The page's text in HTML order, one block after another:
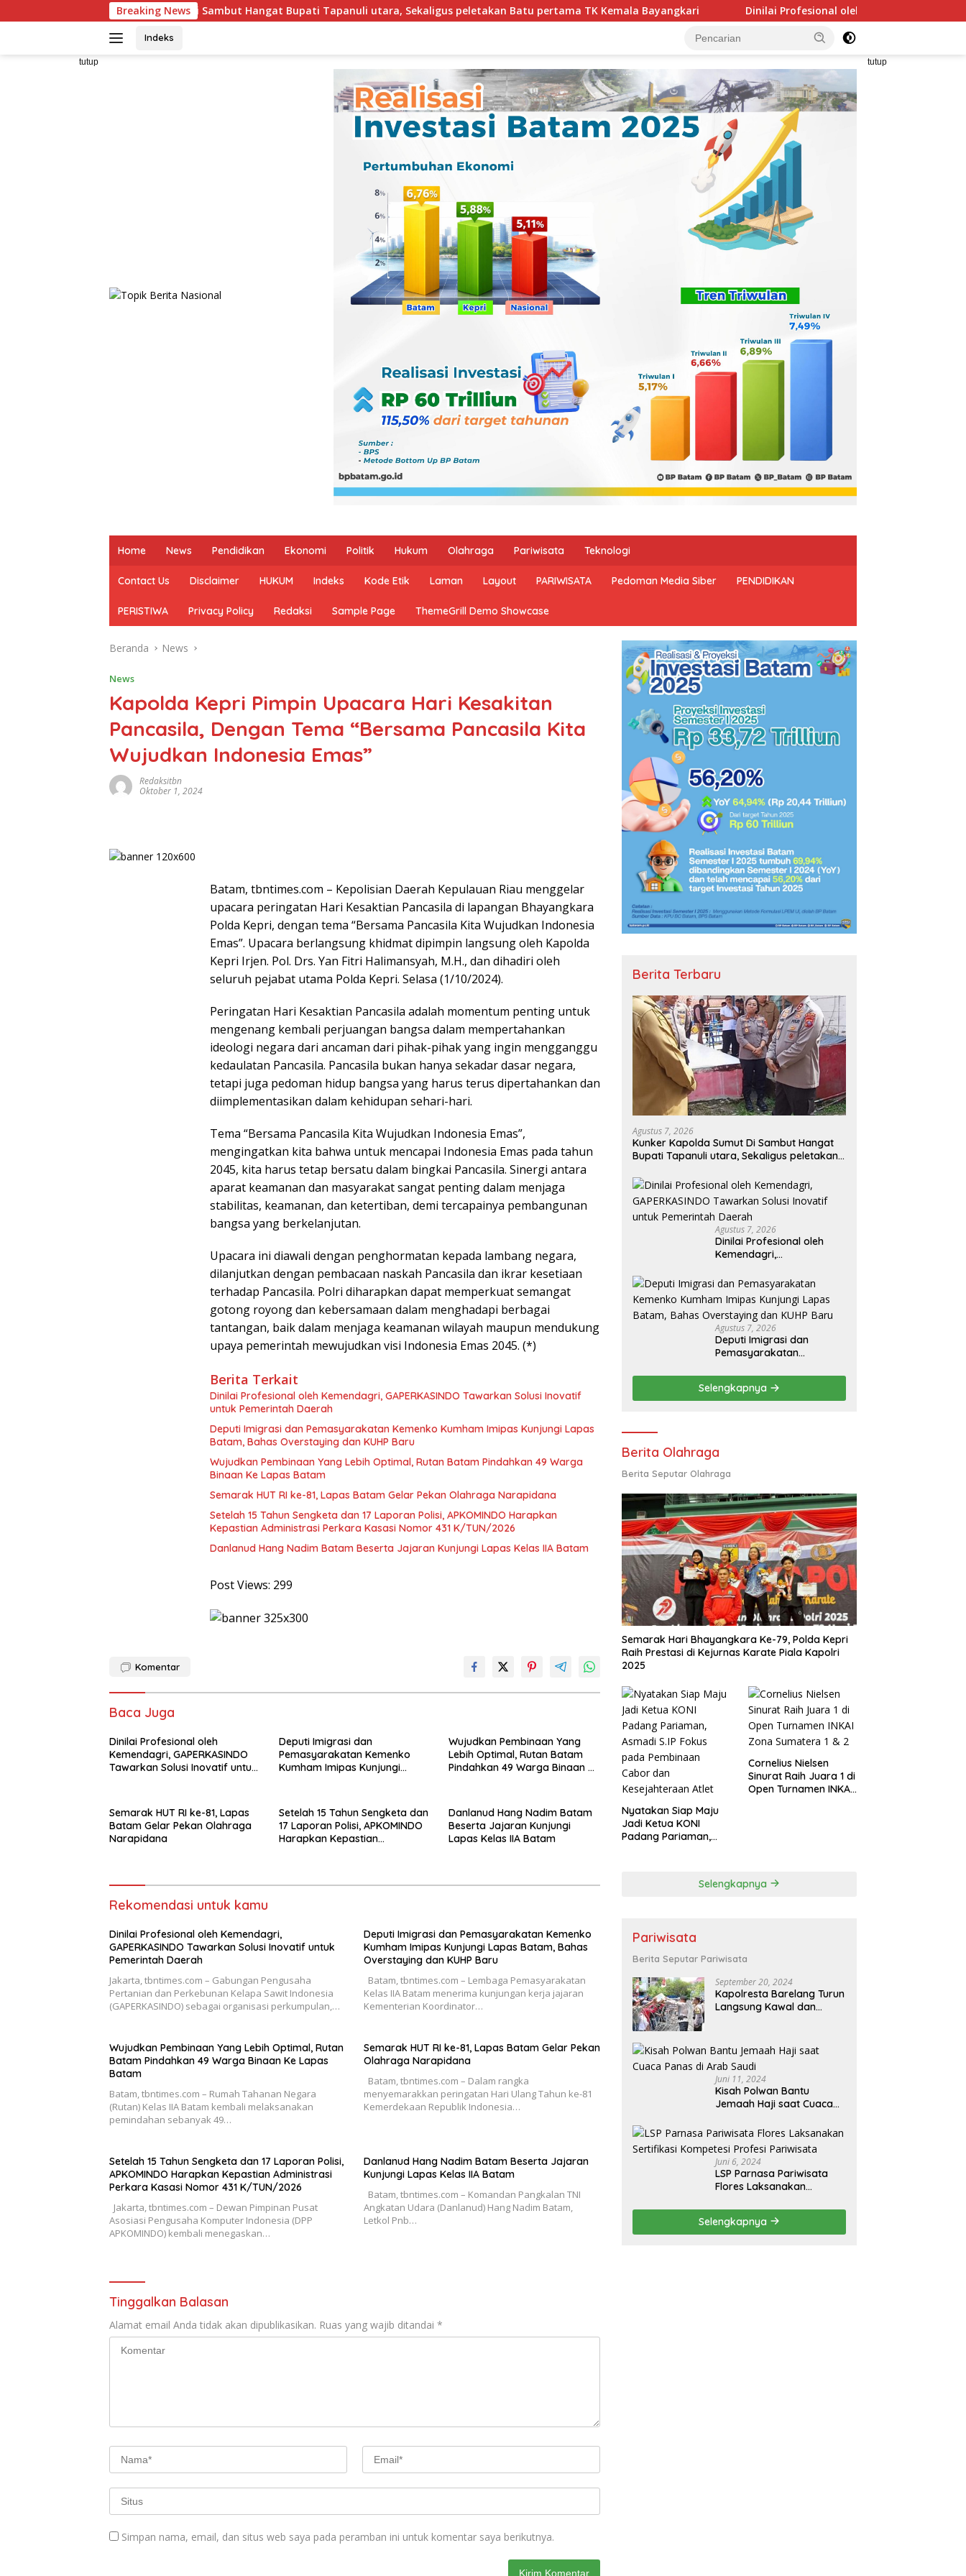
ke
Breaking News
Kapolda Sumut Di Sambut Hangat Bupati Tapanuli utara, Sekaligus peletakan Batu pertama TK Kemala Bayangkari Dinilai Profesional oleh Kemendagri, GAPERKASINDO
Indeks
tutup tutup
Home News Pendidikan Ekonomi Politik Hukum Olahraga Pariwisata Teknologi
Contact Us Disclaimer HUKUM Indeks Kode Etik Laman Layout PARIWISATA Pedoman Media Siber PENDIDIKAN
PERISTIWA Privacy Policy Redaksi Sample Page ThemeGrill Demo Showcase
Beranda News
News
Kapolda Kepri Pimpin Upacara Hari Kesakitan
Pancasila, Dengan Tema “Bersama Pancasila Kita
Wujudkan Indonesia Emas”
Redaksitbn
Oktober 1, 2024
Batam, tbntimes.com – Kepolisian Daerah Kepulauan Riau menggelar
upacara peringatan Hari Kesaktian Pancasila di lapangan Bhayangkara
Polda Kepri, dengan tema “Bersama Pancasila Kita Wujudkan Indonesia
Emas”. Upacara berlangsung khidmat dipimpin langsung oleh Kapolda
Kepri Irjen. Pol. Drs. Yan Fitri Halimansyah, M.H., dan dihadiri oleh
seluruh pejabat utama Polda Kepri. Selasa (1/10/2024).
Peringatan Hari Kesaktian Pancasila adalah momentum penting untuk
mengenang kembali perjuangan bangsa dalam mempertahankan
ideologi negara dari ancaman dari pihak-pihak yang ingin mengganggu
kedaulatan Pancasila. Pancasila bukan hanya sekadar dasar negara,
tetapi juga pedoman hidup bangsa yang harus terus dipertahankan dan
diimplementasikan dalam kehidupan sehari-hari.
Tema “Bersama Pancasila Kita Wujudkan Indonesia Emas”,
mengingatkan kita bahwa untuk mencapai Indonesia Emas pada tahun
2045, kita harus tetap bersatu dalam bingkai Pancasila. Sinergi antara
aparat keamanan dan masyarakat sangat penting dalam menjaga
stabilitas, keamanan, dan ketertiban, demi tercapainya pembangunan
bangsa yang berkelanjutan.
Upacara ini diawali dengan penghormatan kepada lambang negara,
dilanjutkan dengan pembacaan naskah Pancasila dan ikrar kesetiaan
terhadap Pancasila. Polri diharapkan dapat memperkuat semangat
gotong royong dan kebersamaan dalam menghadapi berbagai
tantangan, baik dalam menjaga keamanan wilayah maupun mendukung
upaya pemerintah mewujudkan visi Indonesia Emas 2045. (*)
Berita Terkait
Dinilai Profesional oleh Kemendagri, GAPERKASINDO Tawarkan Solusi Inovatif
untuk Pemerintah Daerah
Deputi Imigrasi dan Pemasyarakatan Kemenko Kumham Imipas Kunjungi Lapas
Batam, Bahas Overstaying dan KUHP Baru
Wujudkan Pembinaan Yang Lebih Optimal, Rutan Batam Pindahkan 49 Warga
Binaan Ke Lapas Batam
Semarak HUT RI ke-81, Lapas Batam Gelar Pekan Olahraga Narapidana
Setelah 15 Tahun Sengketa dan 17 Laporan Polisi, APKOMINDO Harapkan
Kepastian Administrasi Perkara Kasasi Nomor 431 K/TUN/2026
Danlanud Hang Nadim Batam Beserta Jajaran Kunjungi Lapas Kelas IIA Batam
Post Views: 299
Komentar
Baca Juga
Dinilai Profesional oleh
Kemendagri, GAPERKASINDO
Tawarkan Solusi Inovatif untuk
Deputi Imigrasi dan
Pemasyarakatan Kemenko
Kumham Imipas Kunjungi
Wujudkan Pembinaan Yang
Lebih Optimal, Rutan Batam
Pindahkan 49 Warga Binaan Ke
Semarak HUT RI ke-81, Lapas
Batam Gelar Pekan Olahraga
Narapidana
Setelah 15 Tahun Sengketa dan
17 Laporan Polisi, APKOMINDO
Harapkan Kepastian
Danlanud Hang Nadim Batam
Beserta Jajaran Kunjungi
Lapas Kelas IIA Batam
Rekomendasi untuk kamu
Dinilai Profesional oleh Kemendagri,
GAPERKASINDO Tawarkan Solusi Inovatif untuk
Pemerintah Daerah
Jakarta, tbntimes.com – Gabungan Pengusaha
Pertanian dan Perkebunan Kelapa Sawit Indonesia
(GAPERKASINDO) sebagai organisasi perkumpulan,…
Deputi Imigrasi dan Pemasyarakatan Kemenko
Kumham Imipas Kunjungi Lapas Batam, Bahas
Overstaying dan KUHP Baru
Batam, tbntimes.com – Lembaga Pemasyarakatan
Kelas IIA Batam menerima kunjungan kerja jajaran
Kementerian Koordinator…
Wujudkan Pembinaan Yang Lebih Optimal, Rutan
Batam Pindahkan 49 Warga Binaan Ke Lapas
Batam
Batam, tbntimes.com – Rumah Tahanan Negara
(Rutan) Kelas IIA Batam kembali melaksanakan
pemindahan sebanyak 49…
Semarak HUT RI ke-81, Lapas Batam Gelar Pekan
Olahraga Narapidana
Batam, tbntimes.com – Dalam rangka
menyemarakkan peringatan Hari Ulang Tahun ke-81
Kemerdekaan Republik Indonesia…
Setelah 15 Tahun Sengketa dan 17 Laporan Polisi,
APKOMINDO Harapkan Kepastian Administrasi
Perkara Kasasi Nomor 431 K/TUN/2026
Jakarta, tbntimes.com – Dewan Pimpinan Pusat
Asosiasi Pengusaha Komputer Indonesia (DPP
APKOMINDO) kembali menegaskan…
Danlanud Hang Nadim Batam Beserta Jajaran
Kunjungi Lapas Kelas IIA Batam
Batam, tbntimes.com – Komandan Pangkalan TNI
Angkatan Udara (Danlanud) Hang Nadim Batam,
Letkol Pnb…
Tinggalkan Balasan
Alamat email Anda tidak akan dipublikasikan. Ruas yang wajib ditandai *
Simpan nama, email, dan situs web saya pada peramban ini untuk komentar saya berikutnya.
Berita Terbaru
Agustus 7, 2026
Kunker Kapolda Sumut Di Sambut Hangat
Bupati Tapanuli utara, Sekaligus peletakan
Agustus 7, 2026
Dinilai Profesional oleh
Kemendagri,
Solusi Inovatif untuk
Pemerintah Daerah
Agustus 7, 2026
Deputi Imigrasi dan
Pemasyarakatan
Kunjungi Lapas Batam,
Bahas Overstaying dan
KUHP Baru
Selengkapnya
Berita Olahraga
Berita Seputar Olahraga
Semarak Hari Bhayangkara Ke-79, Polda Kepri
Raih Prestasi di Kejurnas Karate Piala Kapolri
2025
Nyatakan Siap Maju
Jadi Ketua KONI
Padang Pariaman,
Kesejahteraan Atlet
Cornelius Nielsen
Sinurat Raih Juara 1 di
Open Turnamen INKAI
Selengkapnya
Pariwisata
Berita Seputar Pariwisata
September 20, 2024
Kapolresta Barelang Turun
Langsung Kawal dan
Perum. Putra Jaya
Tanjung Uncang Kota
Batam
Juni 11, 2024
Kisah Polwan Bantu
Jemaah Haji saat Cuaca
Juni 6, 2024
LSP Parnasa Pariwisata
Flores Laksanakan
Profesi Pariwisata
Selengkapnya